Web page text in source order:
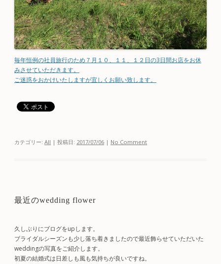
毎年恒例の社員旅行のため７月１０、１１、１２日の3日間お店をお休
みさせていただきます。
ご迷惑をおかけいたしますが宜しくお願い致します。
カテゴリー: All | 投稿日: 2017/07/06 | No Comment
最近のwedding flower
久しぶりにブログをupします。
ブライダルシーズンも少し落ち着きましたので最近飾らせていただいた
weddingの写真をご紹介します。
初夏の結婚式は日差しも風も気持ちが良いですね。